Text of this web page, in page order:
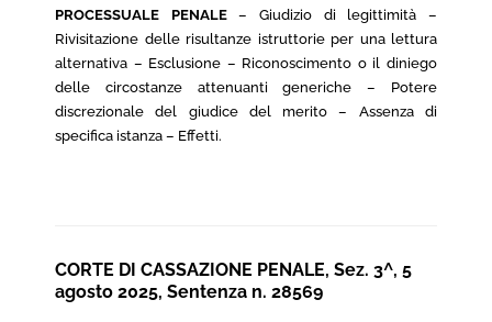
PROCESSUALE PENALE– Giudizio di legittimità –
Rivisitazione delle risultanze istruttorie per una lettura
alternativa – Esclusione – Riconoscimento o il diniego
delle circostanze attenuanti generiche – Potere
discrezionale del giudice del merito – Assenza di
specifica istanza – Effetti.
CORTE DI CASSAZIONE PENALE, Sez. 3^, 5
agosto 2025, Sentenza n. 28569